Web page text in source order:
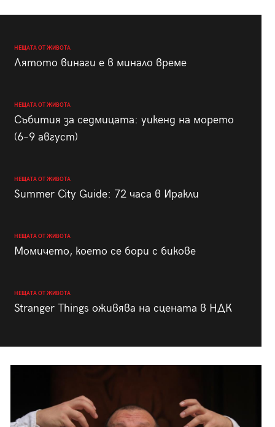
НЕЩАТА ОТ ЖИВОТА
Лятото винаги е в минало време
НЕЩАТА ОТ ЖИВОТА
Събития за седмицата: уикенд на морето
(6–9 август)
НЕЩАТА ОТ ЖИВОТА
Summer City Guide: 72 часа в Иракли
НЕЩАТА ОТ ЖИВОТА
Момичето, което се бори с бикове
НЕЩАТА ОТ ЖИВОТА
Stranger Things оживява на сцената в НДК